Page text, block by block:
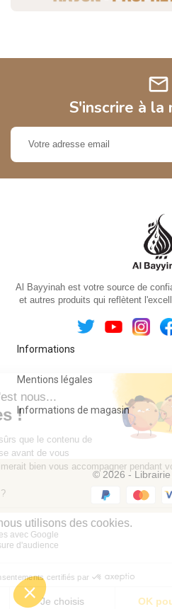
mail
S'inscrire à
Al Bayyinah est votre source de
et autres produits qui reflètent
Informations
Mentions légales
Informations de magasin
© 2026 - Librairie